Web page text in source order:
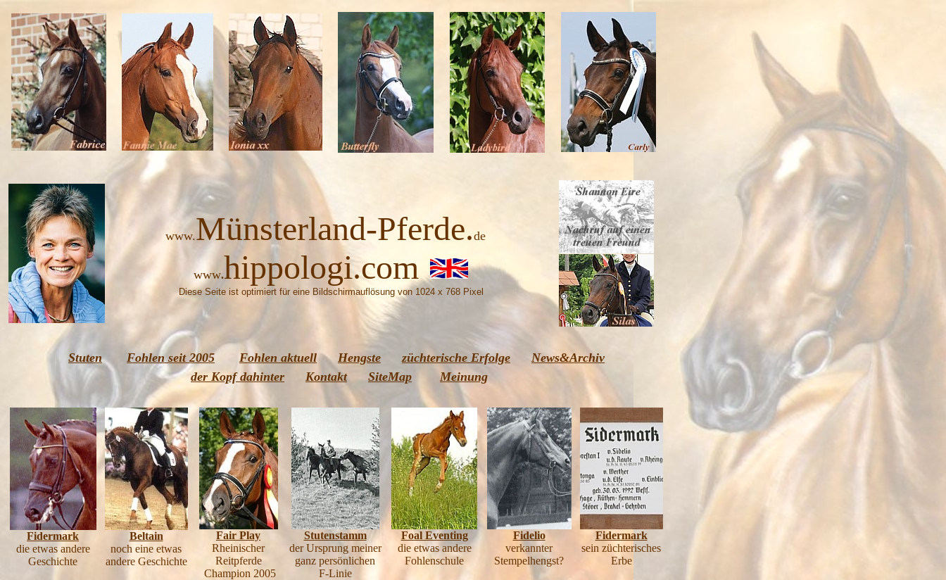
www.Münsterland-Pferde.de
www.hippologi.com
Diese Seite ist optimiert für eine Bildschirmauflösung von 1024 x 768 Pixel
Stuten Fohlen seit 2005 Fohlen aktuell Hengste züchterische Erfolge
News&Archiv
der Kopf dahinter
Kontakt SiteMap Meinung
Fidermark
die etwas andere
Geschichte
Beltain
noch eine etwas
andere Geschichte
Fair Play
Rheinischer
Reitpferde
Champion 2005
Stutenstamm
der Ursprung meiner
ganz persönlichen
F-Linie
Foal Eventing
die etwas andere
Fohlenschule
Fidelio
verkannter
Stempelhengst?
Fidermark
sein züchterisches
Erbe